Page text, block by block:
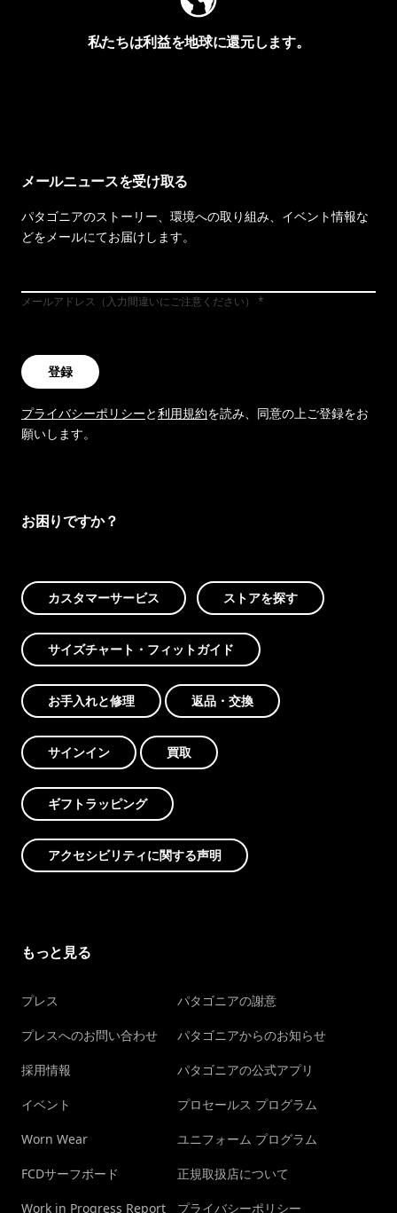
私たちは利益を地球に還元します。
メールニュースを受け取る
パタゴニアのストーリー、環境への取り組み、イベント情報な
どをメールにてお届けします。
メールアドレス（入力間違いにご注意ください）
登録
プライバシーポリシーと利用規約を読み、同意の上ご登録をお
願いします。
お困りですか？
カスタマーサービス ストアを探す
サイズチャート・フィットガイド
お手入れと修理 返品・交換
サインイン 買取
ギフトラッピング
アクセシビリティに関する声明
もっと見る
プレス
プレスへのお問い合わせ
採用情報
イベント
Worn Wear
FCDサーフボード
Work in Progress Report
パタゴニアの謝意
パタゴニアからのお知らせ
パタゴニアの公式アプリ
プロセールス プログラム
ユニフォーム プログラム
正規取扱店について
プライバシーポリシー